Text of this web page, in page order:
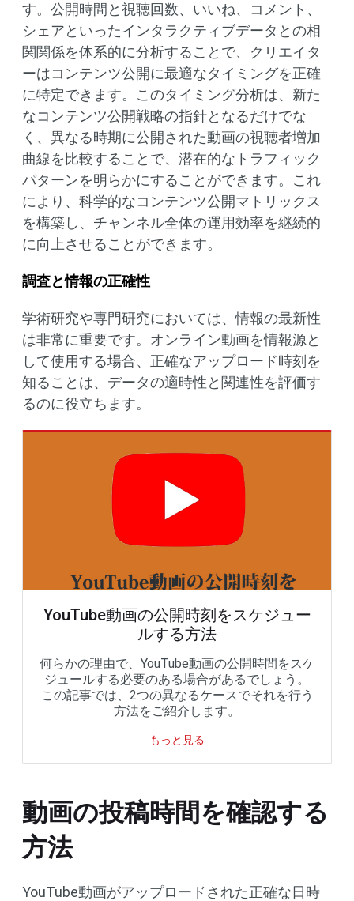
す。公開時間と視聴回数、いいね、コメント、
シェアといったインタラクティブデータとの相
関関係を体系的に分析することで、クリエイタ
ーはコンテンツ公開に最適なタイミングを正確
に特定できます。このタイミング分析は、新た
なコンテンツ公開戦略の指針となるだけでな
く、異なる時期に公開された動画の視聴者増加
曲線を比較することで、潜在的なトラフィック
パターンを明らかにすることができます。これ
により、科学的なコンテンツ公開マトリックス
を構築し、チャンネル全体の運用効率を継続的
に向上させることができます。
調査と情報の正確性
学術研究や専門研究においては、情報の最新性
は非常に重要です。オンライン動画を情報源と
して使用する場合、正確なアップロード時刻を
知ることは、データの適時性と関連性を評価す
るのに役立ちます。
YouTube動画の公開時刻をスケジュー
ルする方法
何らかの理由で、YouTube動画の公開時間をスケ
ジュールする必要のある場合があるでしょう。
この記事では、2つの異なるケースでそれを行う
方法をご紹介します。
もっと見る
動画の投稿時間を確認する
方法
YouTube動画がアップロードされた正確な日時